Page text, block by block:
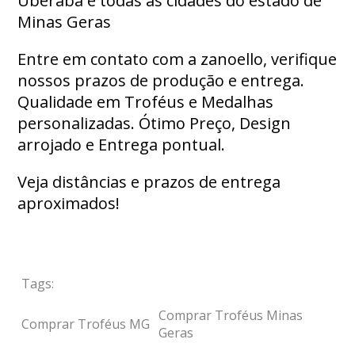
Minas Geras
Entre em contato com a zanoello, verifique
nossos prazos de produção e entrega.
Qualidade em Troféus e Medalhas
personalizadas. Ótimo Preço, Design
arrojado e Entrega pontual.
Veja distâncias e prazos de entrega
aproximados!
Tags:
Comprar Troféus MG Comprar Troféus Minas
Geras